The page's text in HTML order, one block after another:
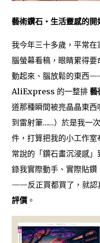
藝術鑽石・生活靈感的開
我今年三十多歲，平常
腦螢幕看稿，眼睛累得
動起來、腦放鬆的東西
AliExpress 的一整排 藝
道那種瞬間被亮晶晶東
到雷射筆……）於是我一
件，打算把我的小工作
常說的「鑽石畫沉浸感
錄我實際動手、實際貼
——反正買都買了，就認
評價 。